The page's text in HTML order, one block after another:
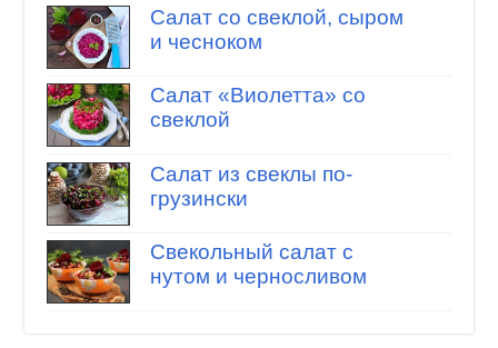
Салат со свеклой, сыром
и чесноком
Салат «Виолетта» со
свеклой
Салат из свеклы по-
грузински
Свекольный салат с
нутом и черносливом